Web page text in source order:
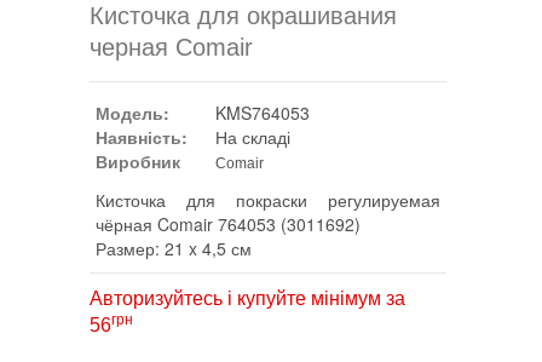
Кисточка для окрашивания
черная Comair
Модель:
KMS764053
Наявність:
На складі
Виробник
Comair
Кисточка для покраски регулируемая
чёрная Comair 764053 (3011692)
Размер: 21 x 4,5 см
Авторизуйтесь і купуйте мінімум за
56грн